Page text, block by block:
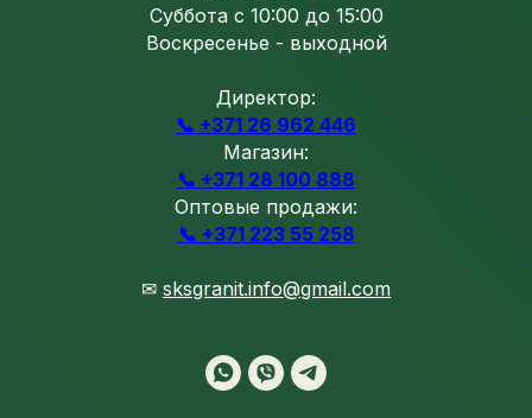
Суббота с 10:00 до 15:00
Воскресенье - выходной
Директор:
📞 +371 26 962 446
Магазин:
📞 +371 28 100 888
Оптовые продажи:
📞 +371 223 55 258
✉ sksgranit.info@gmail.com